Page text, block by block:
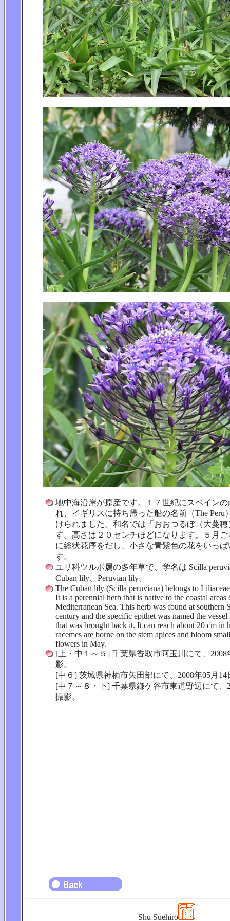
地中海沿岸が原産です。１７世紀にスペイン
れ、イギリスに持ち帰った船の名前（The Peru
けられました。和名では「おおつるぼ（大蔓
す。高さは２０センチほどになります。５月
に総状花序をだし、小さな青紫色の花をいっ
す。
ユリ科ツルボ属の多年草で、学名は Scilla
Cuban lily、Peruvian lily。
The Cuban lily (Scilla peruviana) belongs to
It is a perennial herb that is native to the coastal areas
Mediterranean Sea. This herb was found at southern
century and the specific epithet was named the
that was brought back it. It can reach about 20 cm in
racemes are borne on the stem apices and bloom
flowers in May.
[上・中１～５] 千葉県香取市阿玉川にて、2008
影。
[中６] 茨城県神栖市矢田部にて、2008年05月14
[中７～８・下] 千葉県鎌ケ谷市東道野辺にて、
撮影。
Shu Suehiro